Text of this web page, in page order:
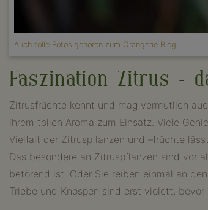
Auch tolle Fotos gehören zum Orangerie Blog
Faszination Zitrus –
Zitrusfrüchte kennt und mag vermutlich
ihrem tollen Aroma zum Einsatz. Viele
Vielfalt der Zitruspflanzen und –früchte
Das besondere an Zitruspflanzen sind vor
betörend ist. Oder Sie reiben einmal an
Triebe und Knospen sind erst violett,